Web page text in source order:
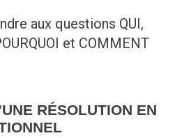
aux questions QUI,
et COMMENT
RÉSOLUTION EN